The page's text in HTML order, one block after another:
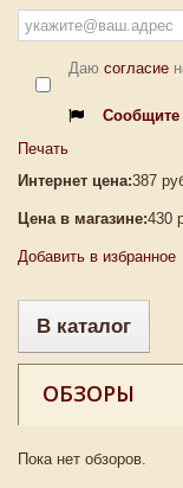
Даю согласие
Сообщите
Печать
Интернет цена:387
Цена в магазине:430
Добавить в избранное
В каталог
ОБЗОРЫ
Пока нет обзоров.